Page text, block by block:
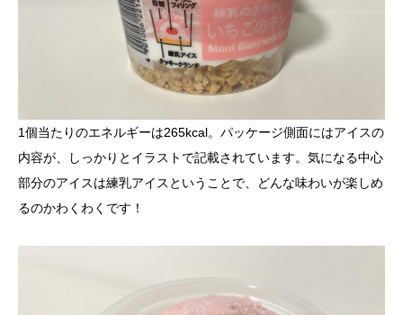
1個当たりのエネルギーは265kcal。パッケージ側面にはアイスの
内容が、しっかりとイラストで記載されています。気になる中心
部分のアイスは練乳アイスということで、どんな味わいが楽しめ
るのかわくわくです！